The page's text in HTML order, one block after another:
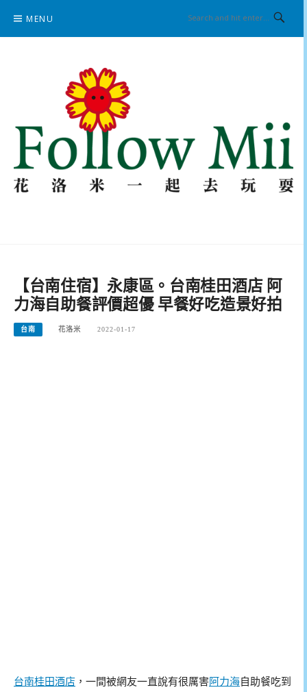
content
MENU
【台南住宿】永康區。台南桂田酒店 阿
力海自助餐評價超優 早餐好吃造景好拍
台南 花洛米 2022-01-17
台南桂田酒店 ，一間被網友一直說有很厲害阿力海自助餐吃到